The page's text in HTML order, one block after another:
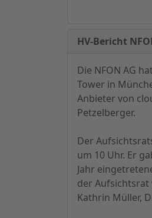
HV-Bericht
Die NFON AG
Tower in
Anbieter von
Petzelberger.
Der
um 10 Uhr. Er
Jahr
der Aufsichtsrat
Kathrin Müller,